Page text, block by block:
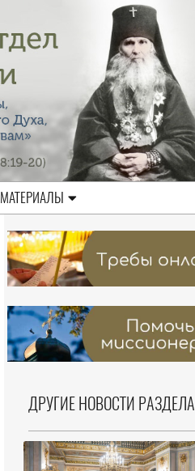
МАТЕРИАЛЫ
ДРУГИЕ НОВОСТИ РАЗДЕЛА